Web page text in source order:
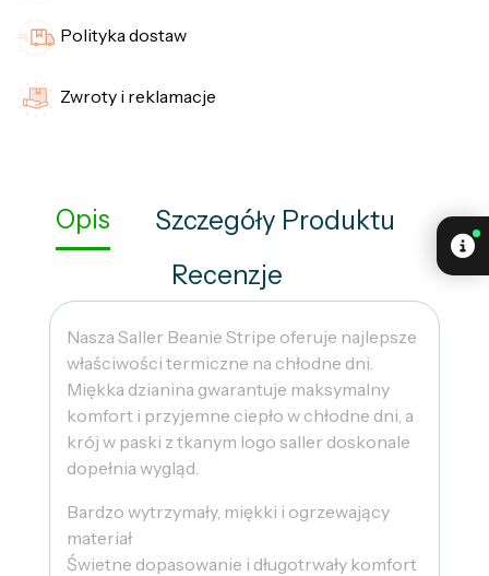
Polityka dostaw
Zwroty i reklamacje
Opis
Szczegóły Produktu
Recenzje
Nasza Saller Beanie Stripe oferuje najlepsze
właściwości termiczne na chłodne dni.
Miękka dzianina gwarantuje maksymalny
komfort i przyjemne ciepło w chłodne dni, a
krój w paski z tkanym logo saller doskonale
dopełnia wygląd.
Bardzo wytrzymały, miękki i ogrzewający
materiał
Świetne dopasowanie i długotrwały komfort